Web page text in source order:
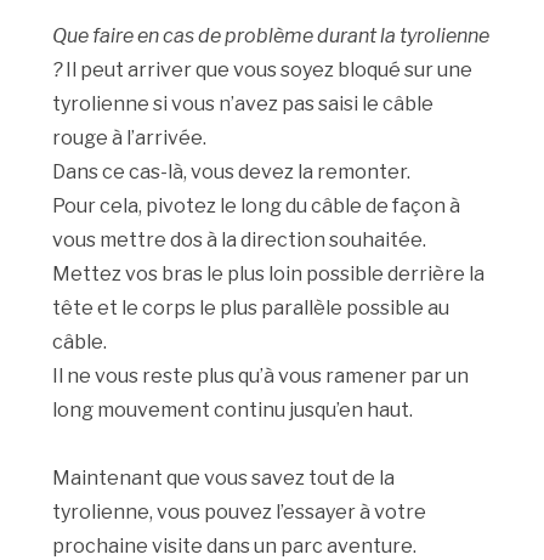
Que faire en cas de problème durant la tyrolienne
?Il peut arriver que vous soyez bloqué sur une
tyrolienne si vous n’avez pas saisi le câble
rouge à l’arrivée.
Dans ce cas-là, vous devez la remonter.
Pour cela, pivotez le long du câble de façon à
vous mettre dos à la direction souhaitée.
Mettez vos bras le plus loin possible derrière la
tête et le corps le plus parallèle possible au
câble.
Il ne vous reste plus qu’à vous ramener par un
long mouvement continu jusqu’en haut.
Maintenant que vous savez tout de la
tyrolienne, vous pouvez l’essayer à votre
prochaine visite dans un parc aventure.